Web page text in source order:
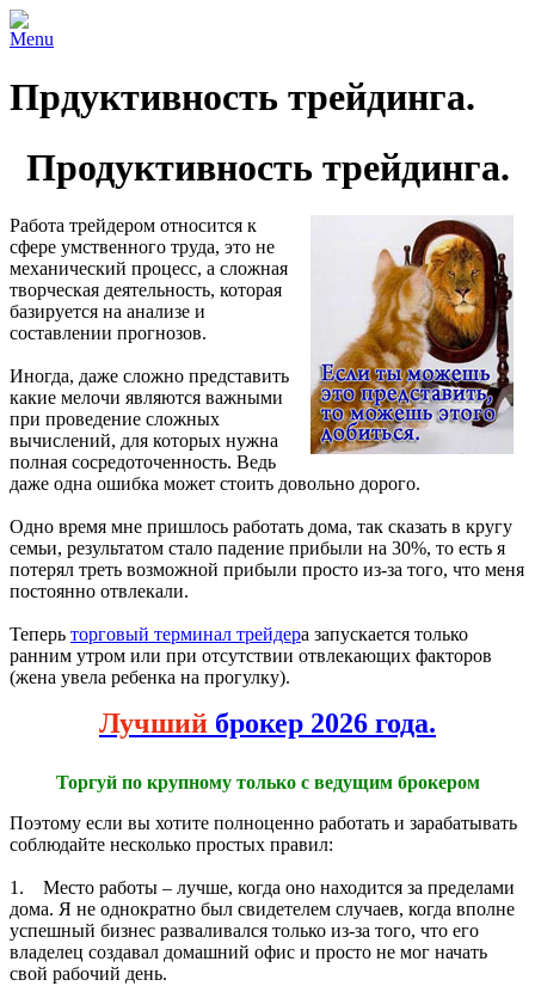
Menu
Прдуктивность трейдинга.
Продуктивность трейдинга.
Работа трейдером относится к
сфере умственного труда, это не
механический процесс, а сложная
творческая деятельность, которая
базируется на анализе и
составлении прогнозов.
Иногда, даже сложно представить
какие мелочи являются важными
при проведение сложных
вычислений, для которых нужна
полная сосредоточенность. Ведь
даже одна ошибка может стоить довольно дорого.
Одно время мне пришлось работать дома, так сказать в кругу
семьи, результатом стало падение прибыли на 30%, то есть я
потерял треть возможной прибыли просто из-за того, что меня
постоянно отвлекали.
Теперь торговый терминал трейдера запускается только
ранним утром или при отсутствии отвлекающих факторов
(жена увела ребенка на прогулку).
Лучший брокер 2026 года.
Торгуй по крупному только с ведущим брокером
Поэтому если вы хотите полноценно работать и зарабатывать
соблюдайте несколько простых правил:
1. Место работы – лучше, когда оно находится за пределами
дома. Я не однократно был свидетелем случаев, когда вполне
успешный бизнес разваливался только из-за того, что его
владелец создавал домашний офис и просто не мог начать
свой рабочий день.